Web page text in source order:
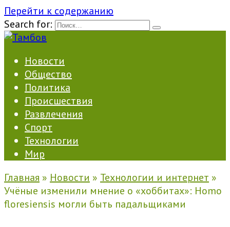
Перейти к содержанию
Search for:
Новости
Общество
Политика
Происшествия
Развлечения
Спорт
Технологии
Мир
Главная » Новости » Технологии и интернет »
Учёные изменили мнение о «хоббитах»: Homo
floresiensis могли быть падальщиками